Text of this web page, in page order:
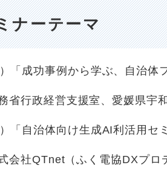
ナーテーマ
「成功事例から学ぶ、自治体
政経営支援室、愛媛県宇和
「自治体向け生成AI利活用セ
QTnet（ふく電協DXプロデ